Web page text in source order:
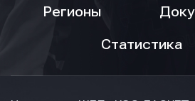
Регионы
Статистика